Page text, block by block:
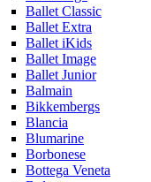
Ballet Classic
Ballet Extra
Ballet iKids
Ballet Image
Ballet Junior
Balmain
Bikkembergs
Blancia
Blumarine
Borbonese
Bottega Veneta